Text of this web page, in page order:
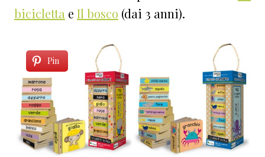
bicicletta e Il bosco (dai 3 anni).
Pin